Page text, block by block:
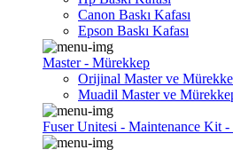
Canon Baskı Kafası
Epson Baskı Kafası
Master - Mürekkep
Orijinal Master ve
Muadil Master ve
Fuser Unitesi - Maintenance Kit